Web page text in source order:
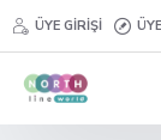
ÜYE GIRIŞI